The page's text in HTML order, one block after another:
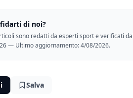
di noi?
sono redatti da esperti sport e verificati
— Ultimo aggiornamento: 4/08/2026.
Salva